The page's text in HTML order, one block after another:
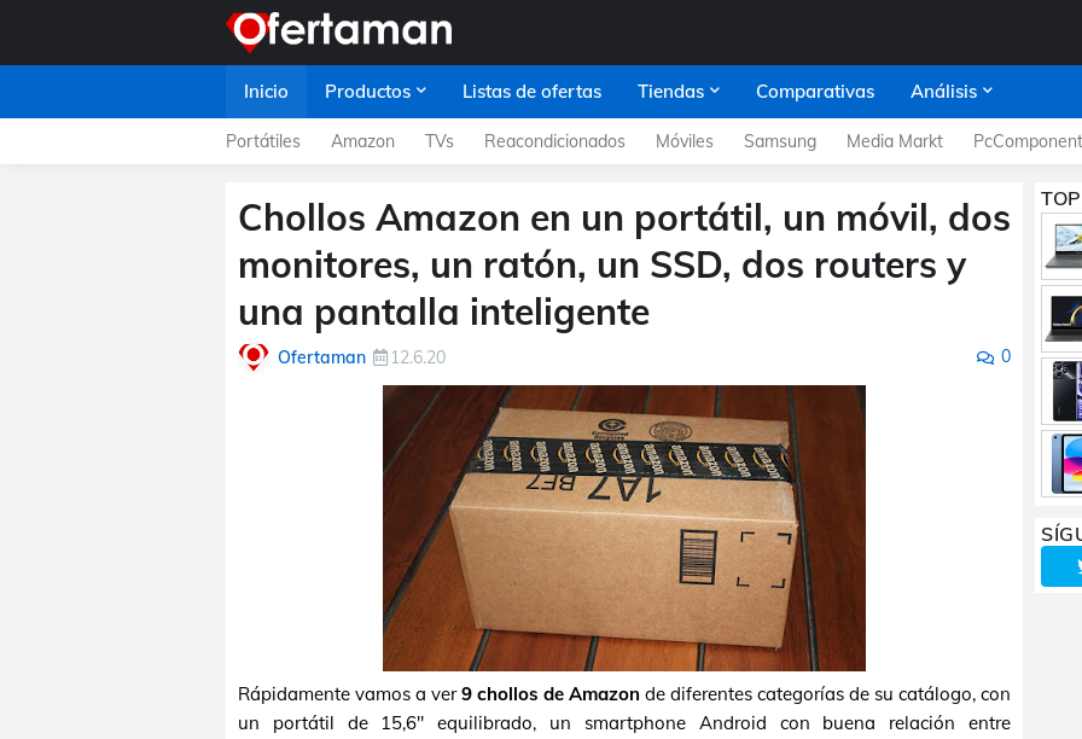
Inicio Productos Listas de ofertas Tiendas Comparativas Análisis
Portátiles Amazon TVs Reacondicionados Móviles Samsung Media Markt
Chollos Amazon en un portátil, un móvil, dos
monitores, un ratón, un SSD, dos routers y
una pantalla inteligente
Ofertaman 12.6.20 0
Rápidamente vamos a ver9 chollos de Amazon de diferentes categorías de su catálogo, con
un portátil de 15,6" equilibrado, un smartphone Android con buena relación entre